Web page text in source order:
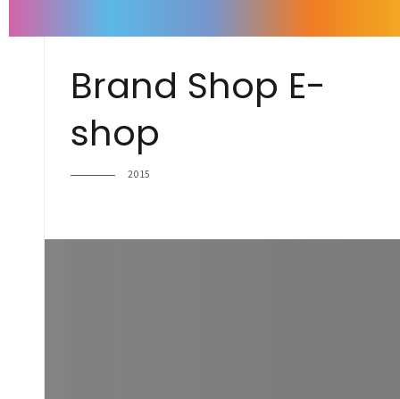
Brand Shop E-
shop
2015